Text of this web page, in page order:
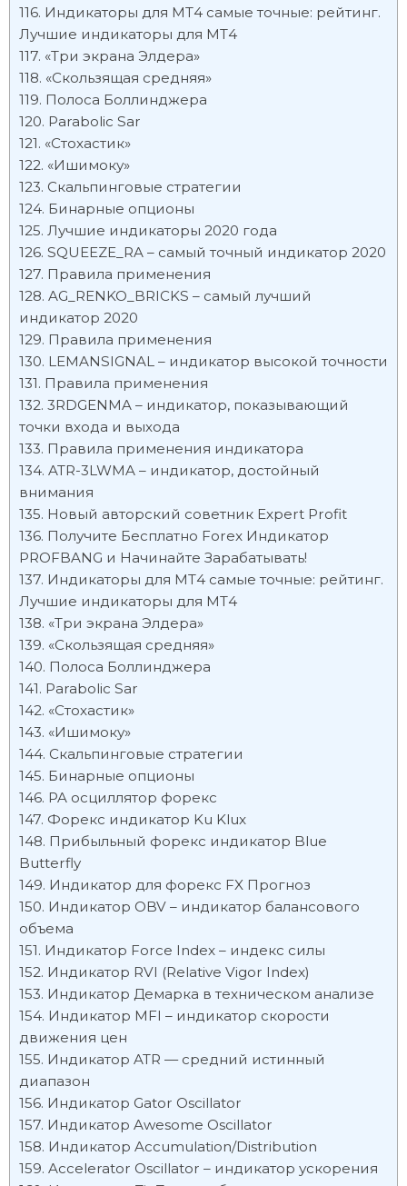
Индикаторы для МТ4 самые точные: рейтинг.
Лучшие индикаторы для МТ4
«Три экрана Элдера»
«Скользящая средняя»
Полоса Боллинджера
Parabolic Sar
«Стохастик»
«Ишимоку»
Скальпинговые стратегии
Бинарные опционы
Лучшие индикаторы 2020 года
SQUEEZE_RA – самый точный индикатор 2020
Правила применения
AG_RENKO_BRICKS – самый лучший
индикатор 2020
Правила применения
LEMANSIGNAL – индикатор высокой точности
Правила применения
3RDGENMA – индикатор, показывающий
точки входа и выхода
Правила применения индикатора
ATR-3LWMA – индикатор, достойный
внимания
Новый авторский советник Expert Profit
Получите Бесплатно Forex Индикатор
PROFBANG и Начинайте Зарабатывать!
Индикаторы для МТ4 самые точные: рейтинг.
Лучшие индикаторы для МТ4
«Три экрана Элдера»
«Скользящая средняя»
Полоса Боллинджера
Parabolic Sar
«Стохастик»
«Ишимоку»
Скальпинговые стратегии
Бинарные опционы
PA осциллятор форекс
Форекс индикатор Ku Klux
Прибыльный форекс индикатор Blue
Butterfly
Индикатор для форекс FX Прогноз
Индикатор OBV – индикатор балансового
объема
Индикатор Force Index – индекс силы
Индикатор RVI (Relative Vigor Index)
Индикатор Демарка в техническом анализе
Индикатор MFI – индикатор скорости
движения цен
Индикатор ATR — средний истинный
диапазон
Индикатор Gator Oscillator
Индикатор Awesome Oscillator
Индикатор Accumulation/Distribution
Accelerator Oscillator – индикатор ускорения